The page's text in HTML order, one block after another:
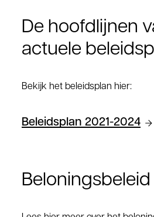
De hoofdlijnen
actuele
Bekijk het beleidsplan hier:
Beleidsplan 2021-2024
Beloningsbeleid